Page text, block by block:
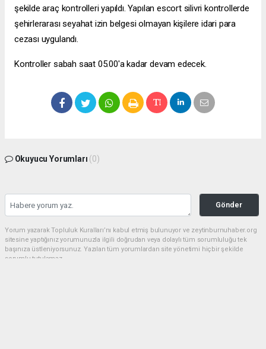
şekilde araç kontrolleri yapıldı. Yapılan escort silivri kontrollerde
şehirlerarası seyahat izin belgesi olmayan kişilere idari para
cezası uygulandı.
Kontroller sabah saat 05.00'a kadar devam edecek.
Okuyucu Yorumları (0)
Gönder
Yorum yazarak Topluluk Kuralları’nı kabul etmiş bulunuyor ve zeytinburnuhaber.org
sitesine yaptığınız yorumunuzla ilgili doğrudan veya dolaylı tüm sorumluluğu tek
başınıza üstleniyorsunuz. Yazılan tüm yorumlardan site yönetimi hiçbir şekilde
sorumlu tutulamaz.